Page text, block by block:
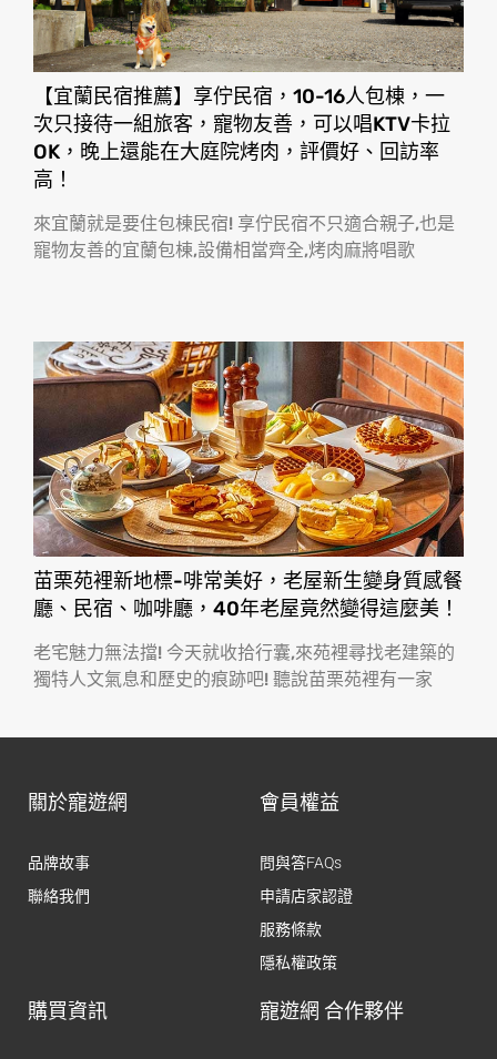
【宜蘭民宿推薦】享佇民宿，10-16人包棟，一
次只接待一組旅客，寵物友善，可以唱KTV卡拉
OK，晚上還能在大庭院烤肉，評價好、回訪率
高！
來宜蘭就是要住包棟民宿! 享佇民宿不只適合親子,也是
寵物友善的宜蘭包棟,設備相當齊全,烤肉麻將唱歌
苗栗苑裡新地標-啡常美好，老屋新生變身質感餐
廳、民宿、咖啡廳，40年老屋竟然變得這麼美！
老宅魅力無法擋! 今天就收拾行囊,來苑裡尋找老建築的
獨特人文氣息和歷史的痕跡吧! 聽說苗栗苑裡有一家
關於寵遊網
品牌故事
聯絡我們
會員權益
問與答FAQs
申請店家認證
服務條款
隱私權政策
購買資訊 寵遊網 合作夥伴